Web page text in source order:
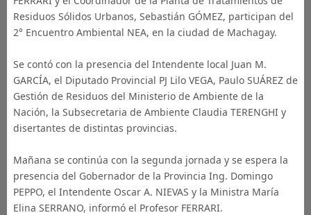
Residuos Sólidos Urbanos, Sebastián GÓMEZ, participan del
2° Encuentro Ambiental NEA, en la ciudad de Machagay.
Se contó con la presencia del Intendente local Juan M.
GARCÍA, el Diputado Provincial PJ Lilo VEGA, Paulo SUÁREZ de
Gestión de Residuos del Ministerio de Ambiente de la
Nación, la Subsecretaria de Ambiente Claudia TERENGHI y
disertantes de distintas provincias.
Mañana se continúa con la segunda jornada y se espera la
presencia del Gobernador de la Provincia Ing. Domingo
PEPPO, el Intendente Oscar A. NIEVAS y la Ministra María
Elina SERRANO, informó el Profesor FERRARI.